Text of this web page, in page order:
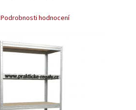
Podrobnosti hodnocení